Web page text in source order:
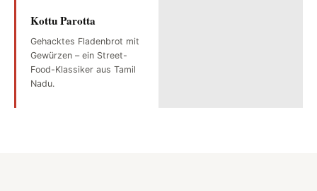
Kottu Parotta
Gehacktes Fladenbrot mit
Gewürzen – ein Street-
Food-Klassiker aus Tamil
Nadu.